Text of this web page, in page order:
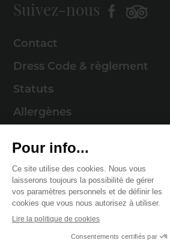
Suivez-nous
Contact
Dress Code & règlement
Statuts
Allergènes
Mentions légales
Politique de cookies
Politique de confidentialité
© 2026 Cercle Munster . Tous droits réservés